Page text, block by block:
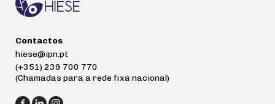
Contactos
hiese@ipn.pt
(+351) 239 700 770
(Chamadas para a rede fixa nacional)